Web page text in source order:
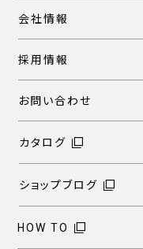
会社情報
採用情報
お問い合わせ
カタログ
ショップブログ
HOW TO